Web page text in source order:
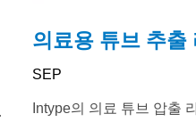
의료용 튜브 추출
SEP
Intype의 의료 튜브 압출